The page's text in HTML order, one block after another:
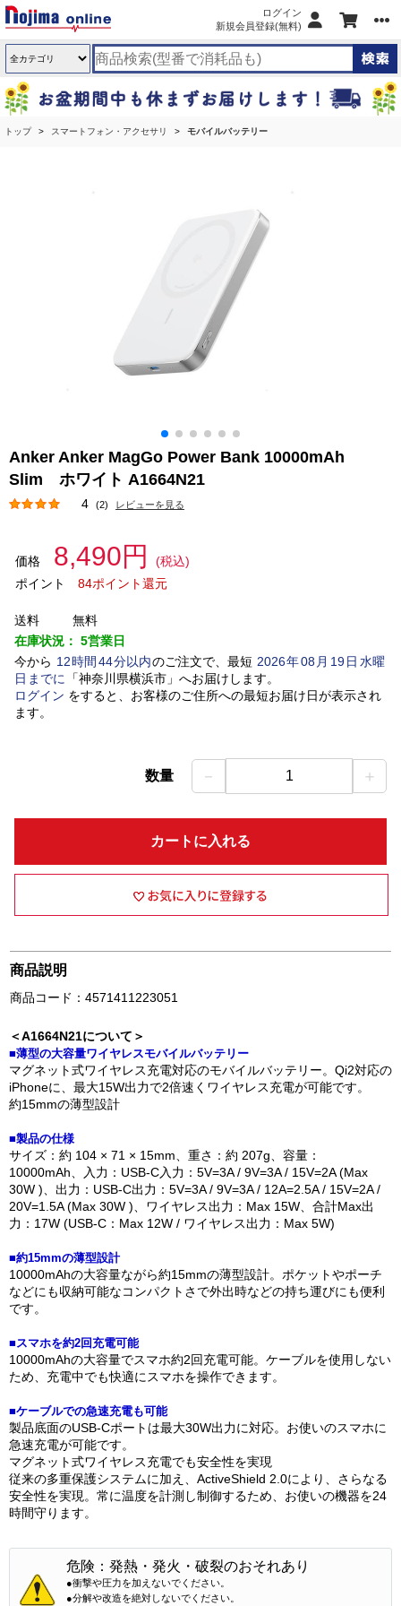
ログイン
新規会員登録(無料)
トップ スマートフォン・アクセサリ モバイルバッテリー
Anker Anker MagGo Power Bank 10000mAh
Slim ホワイト A1664N21
4 (2) レビューを見る
価格 8,490円
(税込)
ポイント
84ポイント還元
送料
無料
在庫状況： 5営業日
今から 12時間 44分以内のご注文で、最短 2026年08 月 19日水曜
日 までに 「神奈川県横浜市」 へお届けします。
ログイン をすると、お客様のご住所への最短お届け日が表示され
ます。
数量 － 1 ＋
カートに入れる
商品説明
商品コード：4571411223051
＜A1664N21について＞
■薄型の大容量ワイヤレスモバイルバッテリー
マグネット式ワイヤレス充電対応のモバイルバッテリー。Qi2対応の
iPhoneに、最大15W出力で2倍速くワイヤレス充電が可能です。
約15mmの薄型設計
■製品の仕様
サイズ：約 104 × 71 × 15mm、重さ：約 207g、容量：
10000mAh、入力：USB-C入力：5V=3A / 9V=3A / 15V=2A (Max
30W )、出力：USB-C出力：5V=3A / 9V=3A / 12A=2.5A / 15V=2A /
20V=1.5A (Max 30W )、ワイヤレス出力：Max 15W、合計Max出
力：17W (USB-C：Max 12W / ワイヤレス出力：Max 5W)
■約15mmの薄型設計
10000mAhの大容量ながら約15mmの薄型設計。ポケットやポーチ
などにも収納可能なコンパクトさで外出時などの持ち運びにも便利
です。
■スマホを約2回充電可能
10000mAhの大容量でスマホ約2回充電可能。ケーブルを使用しない
ため、充電中でも快適にスマホを操作できます。
■ケーブルでの急速充電も可能
製品底面のUSB-Cポートは最大30W出力に対応。お使いのスマホに
急速充電が可能です。
マグネット式ワイヤレス充電でも安全性を実現
従来の多重保護システムに加え、ActiveShield 2.0により、さらなる
安全性を実現。常に温度を計測し制御するため、お使いの機器を24
時間守ります。
危険：発熱・発火・破裂のおそれあり
●衝撃や圧力を加えないでください。
●分解や改造を絶対しないでください。